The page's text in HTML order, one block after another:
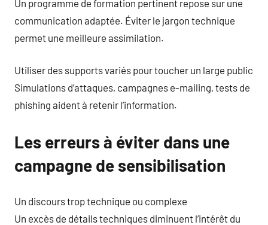
Un programme de formation pertinent repose sur une
communication adaptée. Éviter le jargon technique
permet une meilleure assimilation.
Utiliser des supports variés pour toucher un large public
Simulations d’attaques, campagnes e-mailing, tests de
phishing aident à retenir l’information.
Les erreurs à éviter dans une
campagne de sensibilisation
Un discours trop technique ou complexe
Un excès de détails techniques diminuent l’intérêt du